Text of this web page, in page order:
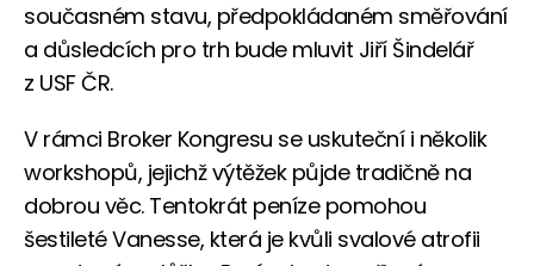
současném stavu, předpokládaném směřování
a důsledcích pro trh bude mluvit Jiří Šindelář
z USF ČR.
V rámci Broker Kongresu se uskuteční i několik
workshopů, jejichž výtěžek půjde tradičně na
dobrou věc. Tentokrát peníze pomohou
šestileté Vanesse, která je kvůli svalové atrofii